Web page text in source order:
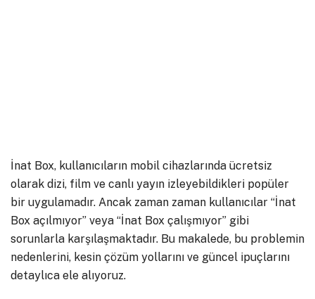
İnat Box, kullanıcıların mobil cihazlarında ücretsiz
olarak dizi, film ve canlı yayın izleyebildikleri popüler
bir uygulamadır. Ancak zaman zaman kullanıcılar “İnat
Box açılmıyor” veya “İnat Box çalışmıyor” gibi
sorunlarla karşılaşmaktadır. Bu makalede, bu problemin
nedenlerini, kesin çözüm yollarını ve güncel ipuçlarını
detaylıca ele alıyoruz.